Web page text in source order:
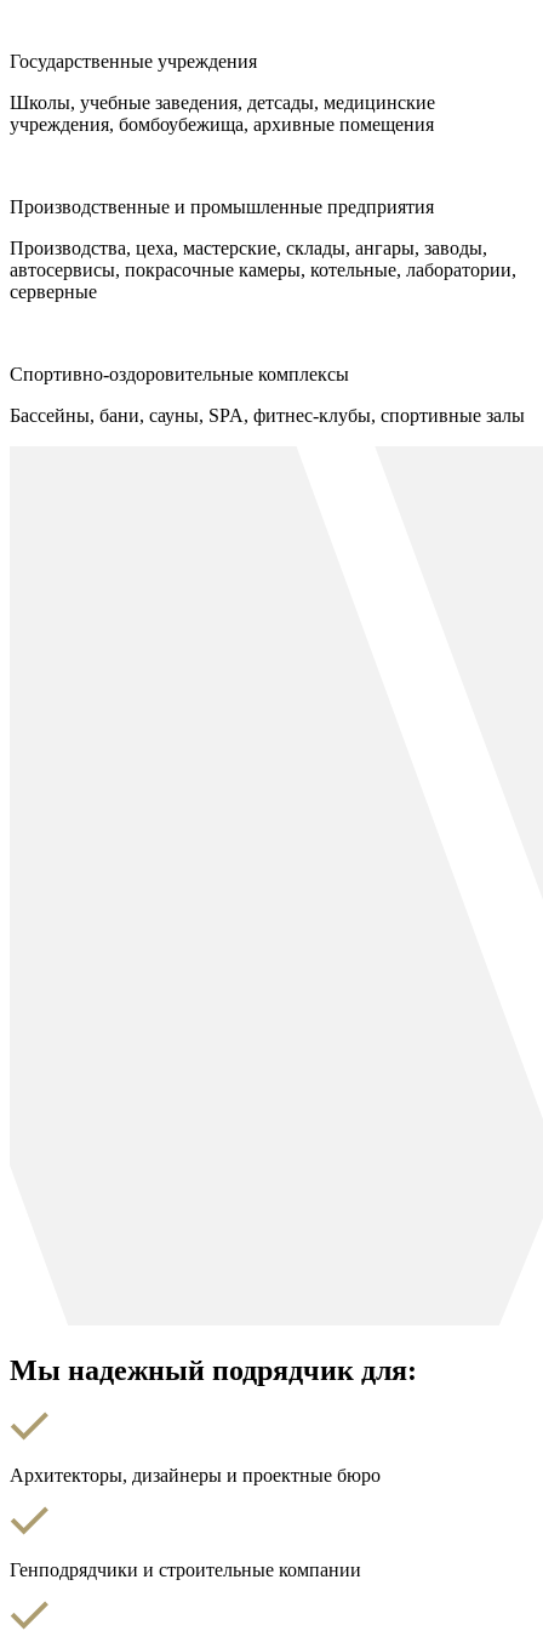
Государственные учреждения
Школы, учебные заведения, детсады, медицинские
учреждения, бомбоубежища, архивные помещения
Производственные и промышленные предприятия
Производства, цеха, мастерские, склады, ангары, заводы,
автосервисы, покрасочные камеры, котельные, лаборатории,
серверные
Спортивно-оздоровительные комплексы
Бассейны, бани, сауны, SPA, фитнес-клубы, спортивные залы
Мы надежный подрядчик для:
Архитекторы, дизайнеры и проектные бюро
Генподрядчики и строительные компании